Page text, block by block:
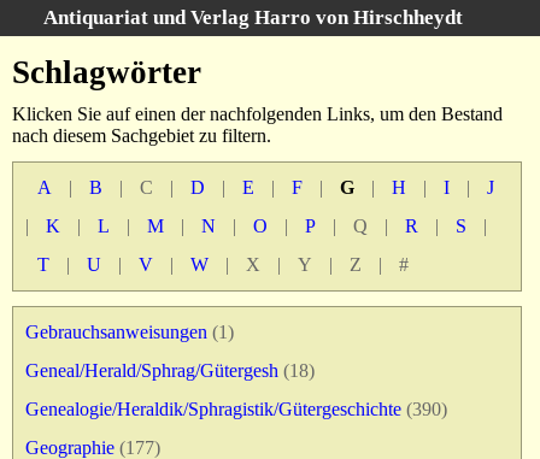
Antiquariat und Verlag Harro von Hirschheydt
Unsere Bücher
Suche
Gebiete
Gesamtbestand
Warenkorb
Verlag
Kataloge
Schlagwörter
Klicken Sie auf einen der nachfolgenden Links, um den Bestand
nach diesem Sachgebiet zu filtern.
A | B | C | D | E | F | G | H | I |
J
|
K | L | M | N | O | P | Q | R | S
|
T
| U | V | W | X | Y | Z | #
Gebrauchsanweisungen (1)
Geneal/Herald/Sphrag/Gütergesh (18)
Genealogie/Heraldik/Sphragistik/Gütergeschichte (390)
Geographie (177)